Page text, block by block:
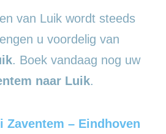
van Luik wordt steeds
u voordelig van
. Boek vandaag nog uw
naar Luik.
Zaventem – Eindhoven